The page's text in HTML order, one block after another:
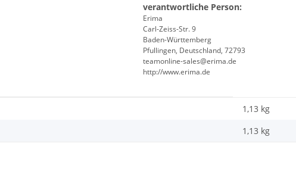
verantwortliche Person:
Erima
Carl-Zeiss-Str. 9
Baden-Württemberg
Pfullingen, Deutschland, 72793
teamonline-sales@erima.de
http://www.erima.de
1,13 kg
1,13 kg